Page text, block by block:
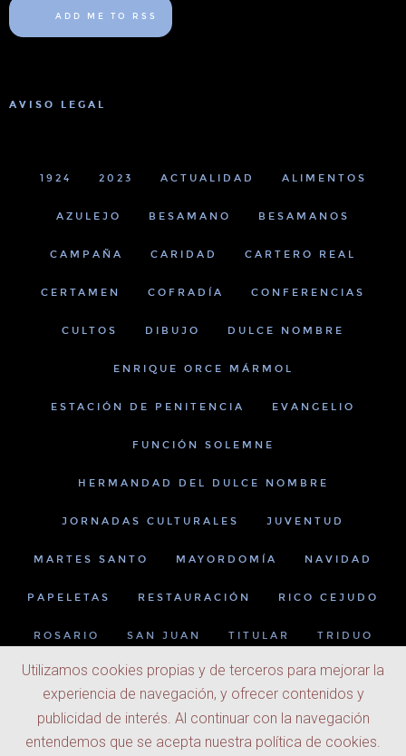
ADD ME TO RSS
AVISO LEGAL
1924 2023 ACTUALIDAD ALIMENTOS
AZULEJO BESAMANO BESAMANOS
CAMPAÑA CARIDAD CARTERO REAL
CERTAMEN COFRADÍA CONFERENCIAS
CULTOS DIBUJO DULCE NOMBRE
ENRIQUE ORCE MÁRMOL
ESTACIÓN DE PENITENCIA EVANGELIO
FUNCIÓN SOLEMNE
HERMANDAD DEL DULCE NOMBRE
JORNADAS CULTURALES JUVENTUD
MARTES SANTO MAYORDOMÍA NAVIDAD
PAPELETAS RESTAURACIÓN RICO CEJUDO
ROSARIO SAN JUAN TITULAR TRIDUO
Utilizamos cookies propias y de terceros para mejorar la
experiencia de navegación, y ofrecer contenidos y
publicidad de interés. Al continuar con la navegación
entendemos que se acepta nuestra política de cookies.